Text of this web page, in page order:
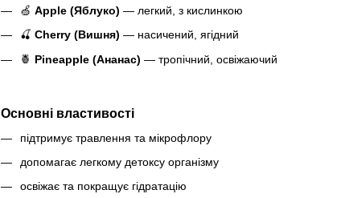
🍏 Apple (Яблуко) — легкий, з кислинкою
🍒 Cherry (Вишня) — насичений, ягідний
🍍 Pineapple (Ананас) — тропічний, освіжаючий
Основні властивості
підтримує травлення та мікрофлору
допомагає легкому детоксу організму
освіжає та покращує гідратацію